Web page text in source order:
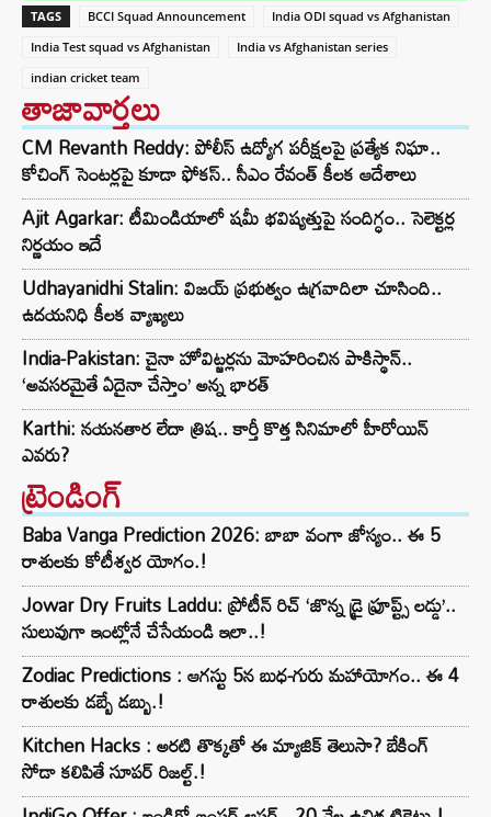
TAGS BCCI Squad Announcement
India ODI squad vs Afghanistan
India Test squad vs Afghanistan
India vs Afghanistan series
indian cricket team
తాజావార్తలు
CM Revanth Reddy: పోలీస్ ఉద్యోగ పరీక్షలపై ప్రత్యేక నిఘా..
కోచింగ్ సెంటర్లపై కూడా ఫోకస్.. సీఎం రేవంత్ కీలక ఆదేశాలు
Ajit Agarkar: టీమిండియాలో షమీ భవిష్యత్తుపై సందిగ్ధం.. సెలెక్టర్ల
నిర్ణయం ఇదే
Udhayanidhi Stalin: విజయ్ ప్రభుత్వం ఉగ్రవాదిలా చూసింది..
ఉదయనిధి కీలక వ్యాఖ్యలు
India-Pakistan: చైనా హోవిట్జర్లను మోహరించిన పాకిస్థాన్..
‘అవసరమైతే ఏదైనా చేస్తాం’ అన్న భారత్
Karthi: నయనతార లేదా త్రిష.. కార్తీ కొత్త సినిమాలో హీరోయిన్
ఎవరు?
ట్రెండింగ్‌
Baba Vanga Prediction 2026: బాబా వంగా జోస్యం.. ఈ 5
రాశులకు కోటీశ్వర యోగం.!
Jowar Dry Fruits Laddu: ప్రోటీన్ రిచ్ ‘జొన్న డ్రై ఫ్రూప్ట్స్ లడ్డు’..
సులువుగా ఇంట్లోనే చేసేయండి ఇలా..!
Zodiac Predictions : ఆగస్టు 5న బుధ-గురు మహాయోగం.. ఈ 4
రాశులకు డబ్బే డబ్బు.!
Kitchen Hacks : అరటి తొక్కతో ఈ మ్యాజిక్ తెలుసా? బేకింగ్
సోడా కలిపితే సూపర్ రిజల్ట్.!